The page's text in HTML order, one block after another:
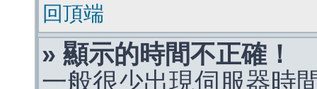
回頂端
» 顯示的時間不正確！
一般很少出現伺服器時